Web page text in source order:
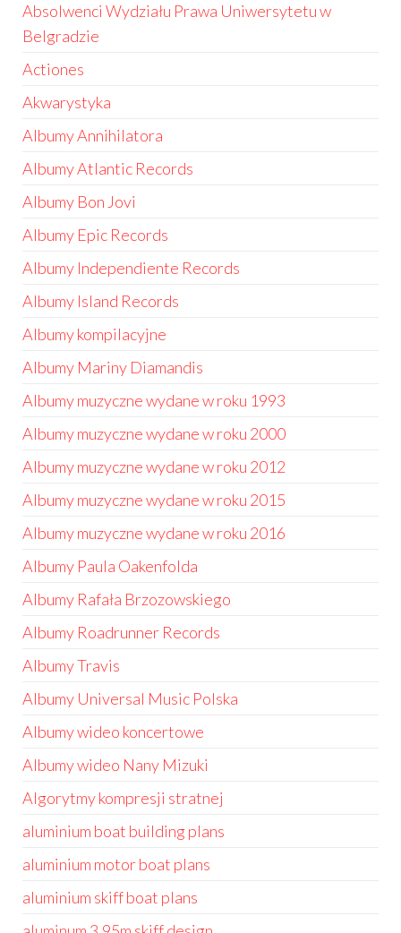
Absolwenci Wydziału Prawa Uniwersytetu w
Belgradzie
Actiones
Akwarystyka
Albumy Annihilatora
Albumy Atlantic Records
Albumy Bon Jovi
Albumy Epic Records
Albumy Independiente Records
Albumy Island Records
Albumy kompilacyjne
Albumy Mariny Diamandis
Albumy muzyczne wydane w roku 1993
Albumy muzyczne wydane w roku 2000
Albumy muzyczne wydane w roku 2012
Albumy muzyczne wydane w roku 2015
Albumy muzyczne wydane w roku 2016
Albumy Paula Oakenfolda
Albumy Rafała Brzozowskiego
Albumy Roadrunner Records
Albumy Travis
Albumy Universal Music Polska
Albumy wideo koncertowe
Albumy wideo Nany Mizuki
Algorytmy kompresji stratnej
aluminium boat building plans
aluminium motor boat plans
aluminium skiff boat plans